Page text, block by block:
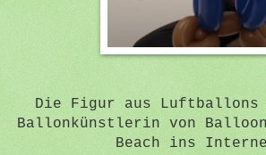
Die Figur aus
Ballonkünstlerin von Balloon
Beach ins